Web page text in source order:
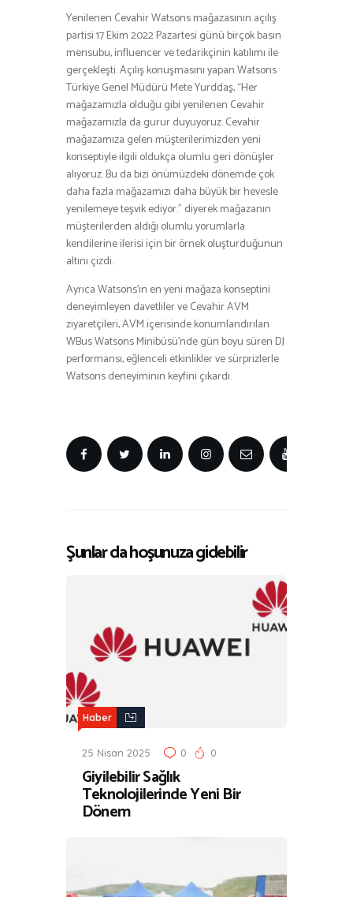
Yenilenen Cevahir Watsons mağazasının açılış
partisi 17 Ekim 2022 Pazartesi günü birçok basın
mensubu, influencer ve tedarikçinin katılımı ile
gerçekleşti. Açılış konuşmasını yapan Watsons
Türkiye Genel Müdürü Mete Yurddaş, “Her
mağazamızla olduğu gibi yenilenen Cevahir
mağazamızla da gurur duyuyoruz. Cevahir
mağazamıza gelen müşterilerimizden yeni
konseptiyle ilgili oldukça olumlu geri dönüşler
alıyoruz. Bu da bizi önümüzdeki dönemde çok
daha fazla mağazamızı daha büyük bir hevesle
yenilemeye teşvik ediyor.” diyerek mağazanın
müşterilerden aldığı olumlu yorumlarla
kendilerine ilerisi için bir örnek oluşturduğunun
altını çizdi.
Ayrıca Watsons’ın en yeni mağaza konseptini
deneyimleyen davetliler ve Cevahir AVM
ziyaretçileri, AVM içerisinde konumlandırılan
WBus Watsons Minibüsü’nde gün boyu süren DJ
performansı, eğlenceli etkinlikler ve sürprizlerle
Watsons deneyiminin keyfini çıkardı.
Şunlar da hoşunuza gidebilir
Haber
25 Nisan 2025 0 0
Giyilebilir Sağlık
Teknolojilerinde Yeni Bir
Dönem